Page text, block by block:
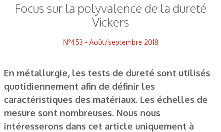
Focus sur la polyvalence de la dureté
Vickers
N°453 - Août/septembre 2018
En métallurgie, les tests de dureté sont utilisés
quotidiennement afin de définir les
caractéristiques des matériaux. Les échelles de
mesure sont nombreuses. Nous nous
intéresserons dans cet article uniquement à